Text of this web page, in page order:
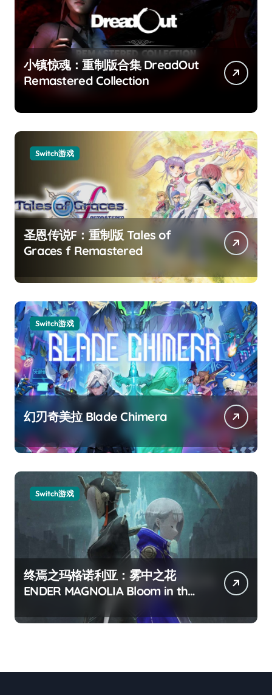
小镇惊魂：重制版合集 DreadOut
Remastered Collection
Switch游戏
圣恩传说F：重制版 Tales of
Graces f Remastered
Switch游戏
幻刃奇美拉 Blade Chimera
Switch游戏
终焉之玛格诺利亚：雾中之花
ENDER MAGNOLIA Bloom in the